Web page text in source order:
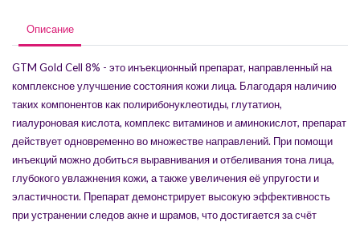
антиоксидантному эффекту.
Описание
GTM Gold Cell 8% - это инъекционный препарат, направленный на
комплексное улучшение состояния кожи лица. Благодаря наличию
таких компонентов как полирибонуклеотиды, глутатион,
гиалуроновая кислота, комплекс витаминов и аминокислот, препарат
действует одновременно во множестве направлений. При помощи
инъекций можно добиться выравнивания и отбеливания тона лица,
глубокого увлажнения кожи, а также увеличения её упругости и
эластичности. Препарат демонстрирует высокую эффективность
при устранении следов акне и шрамов, что достигается за счёт